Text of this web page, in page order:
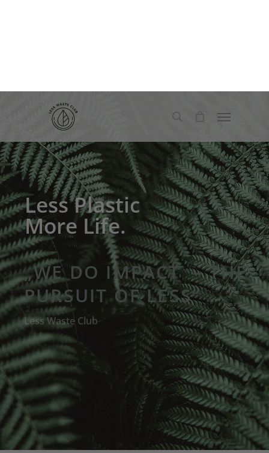
Less Plastic
More Life.
„WE DO IMPACT – THE
PURSUIT OF LESS“
Less Waste Club